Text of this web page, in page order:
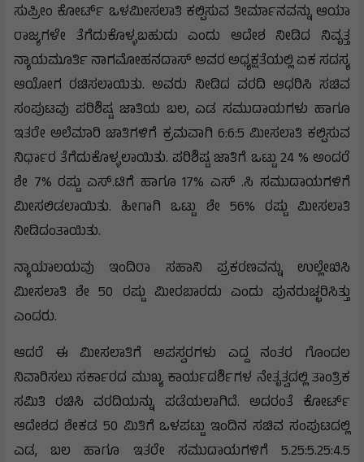
ಸುಪ್ರೀಂ ಕೋರ್ಟ್ ಒಳಮೀಸಲಾತಿ ಕಲ್ಪಿಸುವ ತೀರ್ಮಾನವನ್ನು ಆಯಾ
ರಾಜ್ಯಗಳೇ ತೆಗೆದುಕೊಳ್ಳಬಹುದು ಎಂದು ಆದೇಶ ನೀಡಿದ ನಿವೃತ್ತ
ನ್ಯಾಯಮೂರ್ತಿ ನಾಗಮೋಹನದಾಸ್ ಅವರ ಅಧ್ಯಕ್ಷತೆಯಲ್ಲಿ ಏಕ ಸದಸ್ಯ
ಆಯೋಗ ರಚಿಸಲಾಯಿತು. ಅವರು ನೀಡಿದ ವರದಿ ಆಧರಿಸಿ ಸಚಿವ
ಸಂಪುಟವು ಪರಿಶಿಷ್ಟ ಜಾತಿಯ ಬಲ, ಎಡ ಸಮುದಾಯಗಳು ಹಾಗೂ
ಇತರೇ ಅಲೆಮಾರಿ ಜಾತಿಗಳಿಗೆ ಕ್ರಮವಾಗಿ 6:6:5 ಮೀಸಲಾತಿ ಕಲ್ಪಿಸುವ
ನಿರ್ಧಾರ ತೆಗೆದುಕೊಳ್ಳಲಾಯಿತು. ಪರಿಶಿಷ್ಟ ಜಾತಿಗೆ ಒಟ್ಟು 24 % ಅಂದರೆ
ಶೇ 7% ರಷ್ಟು ಎಸ್.ಟಿಗೆ ಹಾಗೂ 17% ಎಸ್ .ಸಿ ಸಮುದಾಯಗಳಿಗೆ
ಮೀಸಲಿಡಲಾಯಿತು. ಹೀಗಾಗಿ ಒಟ್ಟು ಶೇ 56% ರಷ್ಟು ಮೀಸಲಾತಿ
ನೀಡಿದಂತಾಯಿತು.
ನ್ಯಾಯಾಲಯವು ಇಂದಿರಾ ಸಹಾನಿ ಪ್ರಕರಣವನ್ನು ಉಲ್ಲೇಖಿಸಿ
ಮೀಸಲಾತಿ ಶೇ 50 ರಷ್ಟು ಮೀರಬಾರದು ಎಂದು ಪುನರುಚ್ಛರಿಸಿತ್ತು
ಎಂದರು.
ಆದರೆ ಈ ಮೀಸಲಾತಿಗೆ ಅಪಸ್ವರಗಳು ಎದ್ದ ನಂತರ ಗೊಂದಲ
ನಿವಾರಿಸಲು ಸರ್ಕಾರದ ಮುಖ್ಯ ಕಾರ್ಯದರ್ಶಿಗಳ ನೇತೃತ್ವದಲ್ಲಿ ತಾಂತ್ರಿಕ
ಸಮಿತಿ ರಚಿಸಿ ವರದಿಯನ್ನು ಪಡೆಯಲಾಗಿದೆ. ಅದರಂತೆ ಕೋರ್ಟ್
ಆದೇಶದ ಶೇಕಡ 50 ಮಿತಿಗೆ ಒಳಪಟ್ಟು ಇಂದಿನ ಸಚಿವ ಸಂಪುಟದಲ್ಲಿ
ಎಡ, ಬಲ ಹಾಗೂ ಇತರೇ ಸಮುದಾಯಗಳಿಗೆ 5.25:5.25:4.5